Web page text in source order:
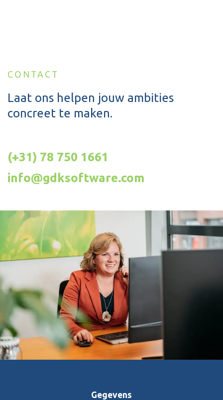
CONTACT
Laat ons helpen jouw ambities
concreet te maken.
(+31) 78 750 1661
info@gdksoftware.com
Gegevens